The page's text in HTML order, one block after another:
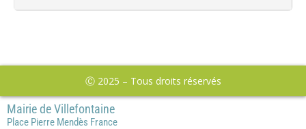
Ⓒ 2025 – Tous droits réservés
Mairie de Villefontaine
Place Pierre Mendès France